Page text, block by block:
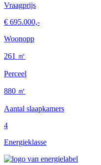
Vraagprijs
€ 695.000,-
Woonopp
261 ㎡
Perceel
880 ㎡
Aantal slaapkamers
4
Energieklasse